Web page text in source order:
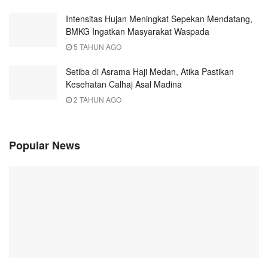
Intensitas Hujan Meningkat Sepekan Mendatang,
BMKG Ingatkan Masyarakat Waspada
5 TAHUN AGO
Setiba di Asrama Haji Medan, Atika Pastikan
Kesehatan Calhaj Asal Madina
2 TAHUN AGO
Popular News